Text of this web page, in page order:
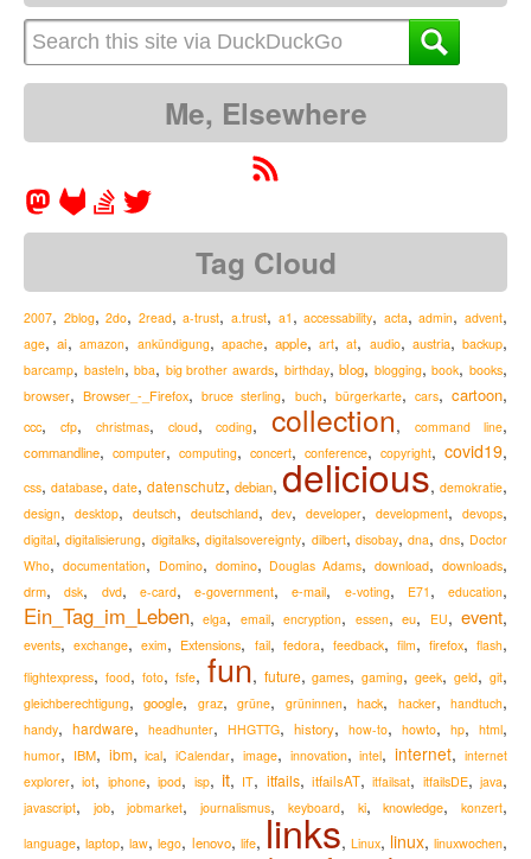
Me, Elsewhere
Tag Cloud
2007, 2blog,2do, 2read,a-trust,a.trust, a1 ,accessability, acta,admin,advent,
age,ai,amazon, ankündigung, apache,apple,art,at, audio, austria,backup,
barcamp, basteln,bba, big brother awards, birthday,blog, blogging,book,books,
browser,Browser_-_Firefox,bruce sterling, buch, bürgerkarte, cars,cartoon,
ccc, cfp, christmas, cloud,coding,collection,command line,
commandline, computer, computing, concert, conference, copyright, covid19,
css, database, date, datenschutz, debian, delicious, demokratie,
design, desktop, deutsch, deutschland,dev,developer,development,devops,
digital,digitalisierung, digitalks,digitalsovereignty, dilbert, disobay,dna, dns, Doctor
Who, documentation, Domino, domino, Douglas Adams,download,downloads,
drm,dsk, dvd, e-card, e-government,e-mail, e-voting, E71 , education,
Ein_Tag_im_Leben,elga, email,encryption, essen,eu, EU,event,
events,exchange,exim, Extensions, fail, fedora, feedback, film, firefox,flash,
flightexpress, food, foto, fsfe, fun, future,games,gaming,geek,geld,git,
gleichberechtigung,google, graz,grüne, grüninnen,hack, hacker,handtuch,
handy, hardware, headhunter, HHGTTG, history, how-to, howto, hp, html,
humor, IBM, ibm,ical,iCalendar, image, innovation,intel,internet,internet
explorer,iot, iphone,ipod, isp, it, IT, itfails, itfailsAT,itfailsat, itfailsDE,java,
javascript, job,jobmarket,journalismus, keyboard, ki,knowledge,konzert,
language,laptop,law,lego, lenovo, life, links, Linux, linux,linuxwochen,